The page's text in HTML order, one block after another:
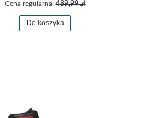
Cena regularna:489,99 zł
Do koszyka